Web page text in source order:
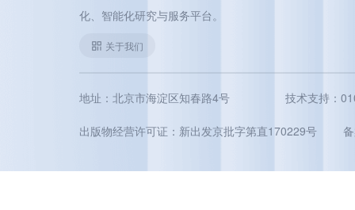
化、智能化研究与服务平台。
关于我们
地址：北京市海淀区知春路4号 技术支持：
出版物经营许可证：新出发京批字第直170229号